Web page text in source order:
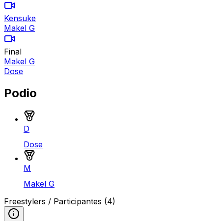
Kensuke
Makel G
Final
Makel G
Dose
Podio
D
Dose
M
Makel G
Freestylers / Participantes (4)